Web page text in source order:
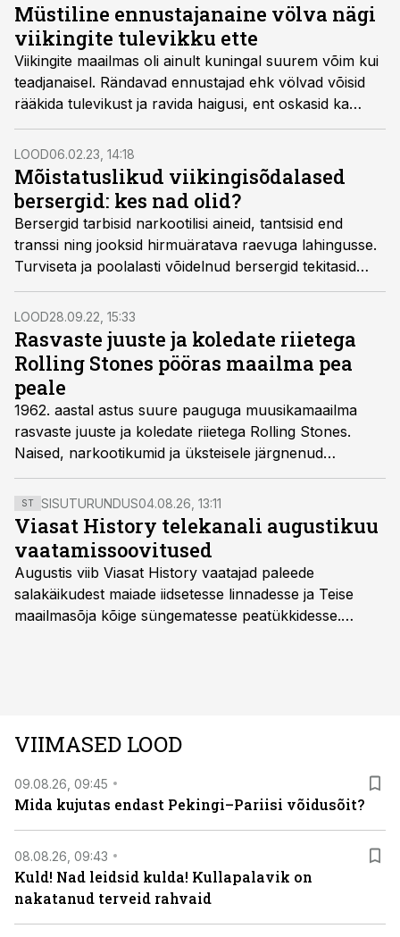
Müstiline ennustajanaine völva nägi
viikingite tulevikku ette
Viikingite maailmas oli ainult kuningal suurem võim kui
teadjanaisel. Rändavad ennustajad ehk völvad võisid
rääkida tulevikust ja ravida haigusi, ent oskasid ka
vaenlasi hulluks ajada. Kriisiaegadel paluti völvadelt, et
nad kostaksid inimeste eest jumalate juures. Völvad
suhtlesid jumalatega kanepi, koerapöörirohu ja
loitsulauludega saavutatud transis olles.
LOOD06.02.23, 14:18
Mõistatuslikud viikingisõdalased
bersergid: kes nad olid?
Bersergid tarbisid narkootilisi aineid, tantsisid end
transsi ning jooksid hirmuäratava raevuga lahingusse.
Turviseta ja poolalasti võidelnud bersergid tekitasid
vastases hirmu ja õudu.
LOOD28.09.22, 15:33
Rasvaste juuste ja koledate riietega
Rolling Stones pööras maailma pea
peale
1962. aastal astus suure pauguga muusikamaailma
rasvaste juuste ja koledate riietega Rolling Stones.
Naised, narkootikumid ja üksteisele järgnenud
superhitid tõid bändile kuulsuse, kuid kulisside taga
luuras tragöödia.
ST SISUTURUNDUS04.08.26, 13:11
Viasat History telekanali augustikuu
vaatamissoovitused
Augustis viib Viasat History vaatajad paleede
salakäikudest maiade iidsetesse linnadesse ja Teise
maailmasõja kõige süngematesse peatükkidesse.
viasathistory.eu/ee
VIIMASED LOOD
09.08.26, 09:45
Mida kujutas endast Pekingi–Pariisi võidusõit?
08.08.26, 09:43
Kuld! Nad leidsid kulda! Kullapalavik on
nakatanud terveid rahvaid